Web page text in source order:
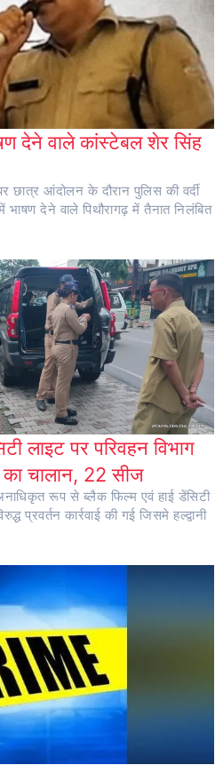
देने वाले कांस्टेबल शेर सिंह
छात्र आंदोलन के दौरान पुलिस की वर्दी
देने वाले पिथौरागढ़ में तैनात निलंबित
लाइट पर परिवहन विभाग
का चालान, 22 सीज
अनाधिकृत रूप से ब्लैक फिल्म एवं हाई डेंसिटी
प्रवर्तन कार्रवाई की गई जिसमे हल्द्वानी